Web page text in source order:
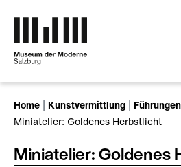
Home Kunstvermittlung
Miniatelier: Goldenes Herbstlicht
Miniatelier: Goldenes